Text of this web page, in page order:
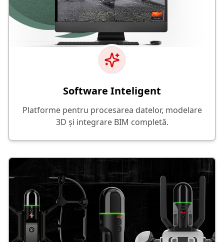
Software Inteligent
Platforme pentru procesarea datelor, modelare
3D și integrare BIM completă.